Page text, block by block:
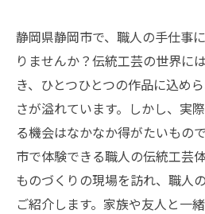
静岡県静岡市で、職人の手仕事
りませんか？伝統工芸の世界に
き、ひとつひとつの作品に込め
さが溢れています。しかし、実
る機会はなかなか得がたいもの
市で体験できる職人の伝統工芸
ものづくりの現場を訪れ、職人
ご紹介します。家族や友人と一